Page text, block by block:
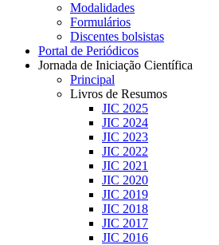
Modalidades
Formulários
Discentes bolsistas
Portal de Periódicos
Jornada de Iniciação Científica
Principal
Livros de Resumos
JIC 2025
JIC 2024
JIC 2023
JIC 2022
JIC 2021
JIC 2020
JIC 2019
JIC 2018
JIC 2017
JIC 2016